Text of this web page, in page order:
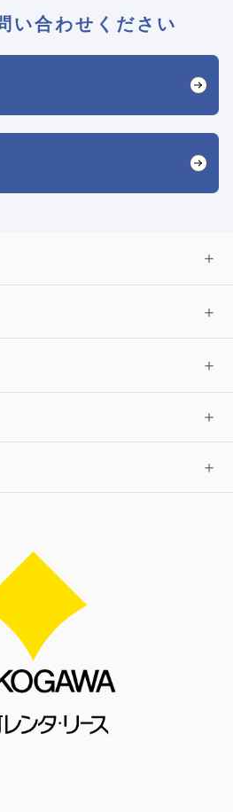
い合わせください